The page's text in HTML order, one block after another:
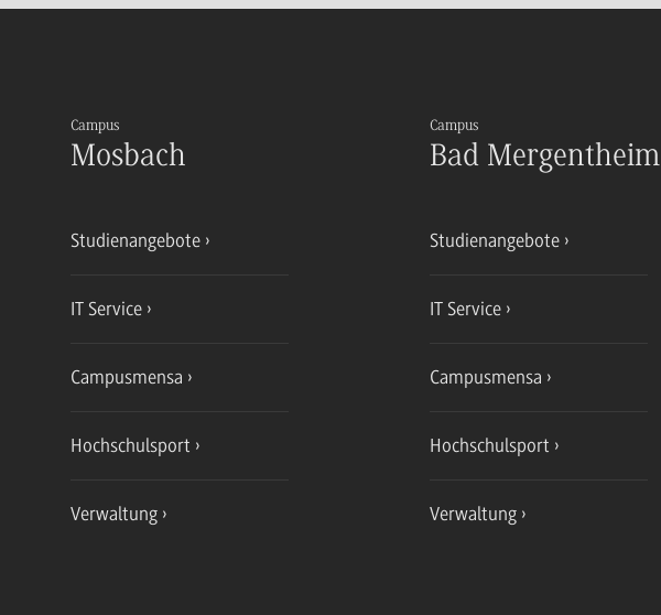
Campus
Mosbach
Studienangebote
IT Service
Campusmensa
Hochschulsport
Verwaltung
Campus
Bad Mergentheim
Studienangebote
IT Service
Campusmensa
Hochschulsport
Verwaltung